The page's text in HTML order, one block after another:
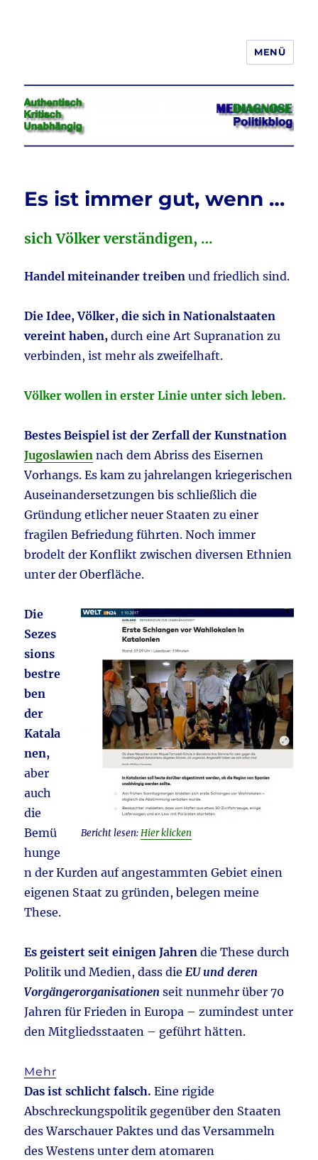
Jeder hat das Recht, seine
Meinung in Wort, Schrift und Bild
frei zu äußern und zu verbreiten
MENÜ
Es ist immer gut, wenn …
sich Völker verständigen, …
Handel miteinander treiben und friedlich sind.
Die Idee, Völker, die sich in Nationalstaaten
vereint haben, durch eine Art Supranation zu
verbinden, ist mehr als zweifelhaft.
Völker wollen in erster Linie unter sich leben.
Bestes Beispiel ist der Zerfall der Kunstnation
Jugoslawien nach dem Abriss des Eisernen
Vorhangs. Es kam zu jahrelangen kriegerischen
Auseinandersetzungen bis schließlich die
Gründung etlicher neuer Staaten zu einer
fragilen Befriedung führten. Noch immer
brodelt der Konflikt zwischen diversen Ethnien
unter der Oberfläche.
Bericht lesen:Hier klicken
Die
Sezes
sions
bestre
ben
der
Katala
nen,
aber
auch
die
Bemü
hunge
n der Kurden auf angestammten Gebiet einen
eigenen Staat zu gründen, belegen meine
These.
Es geistert seit einigen Jahren die These durch
Politik und Medien, dass dieEU und deren
Vorgängerorganisationen seit nunmehr über 70
Jahren für Frieden in Europa – zumindest unter
den Mitgliedsstaaten – geführt hätten.
Mehr
Das ist schlicht falsch. Eine rigide
Abschreckungspolitik gegenüber den Staaten
des Warschauer Paktes und das Versammeln
des Westens unter dem atomaren